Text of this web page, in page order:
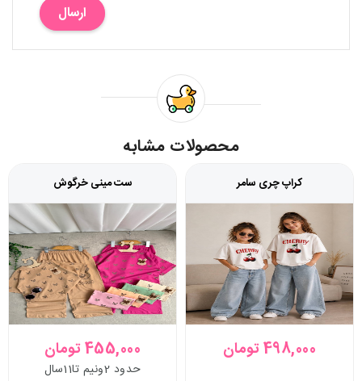
ارسال
محصولات مشابه
کراپ چری سامر
498,000 تومان
ست مینی خرگوش
455,000 تومان
حدود 2ونیم تا11سال